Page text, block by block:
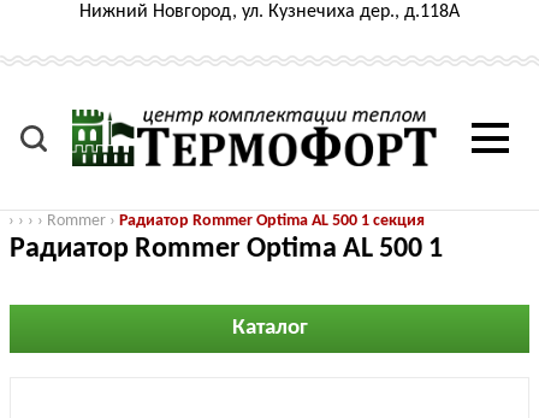
Нижний Новгород, ул. Кузнечиха дер., д.118А
› › › › Rommer › Радиатор Rommer Optima AL 500 1 секция
Радиатор Rommer Optima AL 500 1
Каталог